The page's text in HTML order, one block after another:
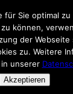
Ostkreuz-
für Sie optimal
können,
der Webseite
zu. Weitere
unserer
Akzeptieren